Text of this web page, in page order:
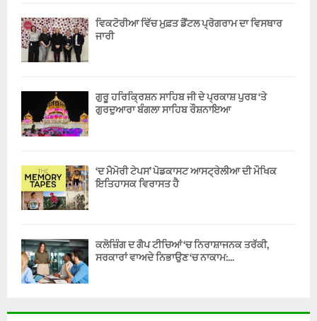
ਵਿਕਟੋਰੀਆ ਵਿੱਚ ਮੁਫ਼ਤ ਡੈਂਟਲ ਪ੍ਰੋਗਰਾਮ ਦਾ ਵਿਸਥਾਰ
ਜਾਰੀ
ਗੁਰੂ ਹਰਿਕ੍ਰਿਸ਼ਨ ਸਾਹਿਬ ਜੀ ਦੇ ਪ੍ਰਕਾਸ਼ ਪੁਰਬ ‘ਤੇ
ਗੁਰਦੁਆਰਾ ਬੰਗਲਾ ਸਾਹਿਬ ਰੌਸ਼ਨਾਇਆ
‘ਦ ਮੈਮੋਰੀ ਟੇਪਸ’ ਪੋਡਕਾਸਟ ਆਸਟ੍ਰੇਲੀਆ ਦੀ ਮੌਖਿਕ
ਇਤਿਹਾਸਕ ਵਿਰਾਸਤ ਹੈ
ਕਲੋਜ਼ਿੰਗ ਦ ਗੈਪ ਟੀਚਿਆਂ ‘ਚ ਨਿਰਾਸ਼ਾਜਨਕ ਤਰੱਕੀ,
ਸਰਕਾਰਾਂ ਵਾਅਦੇ ਨਿਭਾਉਣ ‘ਚ ਨਾਕਾਮ:...